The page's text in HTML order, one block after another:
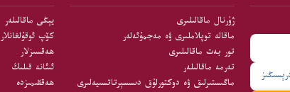
ژۇرنال ماقالىلىرى
ماقالە توپلاملىرى ۋە مەجمۇئەلەر
تور بەت ماقالىلىرى
تەرمە ماقالىلەر
ماگىستىرلىق ۋە دوكتورلۇق دىسسېرتاتسىيەلىرى
يېڭى ماقالىلەر
كۆپ ئوقۇلغانلار
ھەقسىزلار
ئىئانە قىلىڭ
ھەققىمىزدە